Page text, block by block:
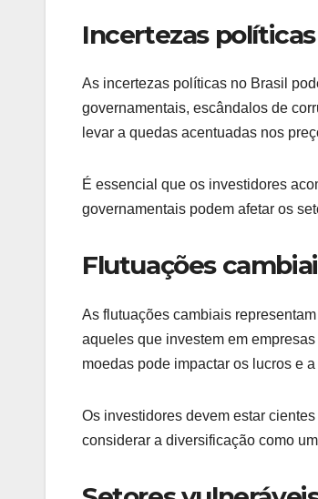
Incertezas políticas
As incertezas políticas no Brasil
governamentais, escândalos de
levar a quedas acentuadas nos
É essencial que os investidores
governamentais podem afetar os
Flutuações
As flutuações cambiais
aqueles que investem em
moedas pode impactar os lucros e
Os investidores devem estar
considerar a diversificação como